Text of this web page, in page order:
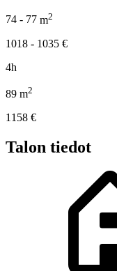
74 - 77 m2
1018 - 1035 €
4h
89 m2
1158 €
Talon tiedot